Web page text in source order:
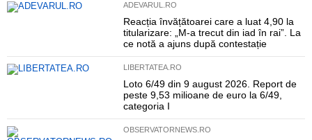
ADEVARUL.RO
Reacția învățătoarei care a luat 4,90 la
titularizare: „M-a trecut din iad în rai”. La
ce notă a ajuns după contestație
LIBERTATEA.RO
Loto 6/49 din 9 august 2026. Report de
peste 9,53 milioane de euro la 6/49,
categoria I
OBSERVATORNEWS.RO